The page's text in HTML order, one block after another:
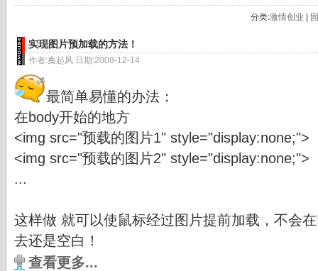
分类:激情创业
实现图片预加载的方法！
作者:秦起风 日期:2008-12-14
最简单易懂的办法：
在body开始的地方
<img src="预载的图片1" style="display:none;">
<img src="预载的图片2" style="display:none;">
...
这样做 就可以使鼠标经过图片提前加载，不会
去还是空白！
查看更多...